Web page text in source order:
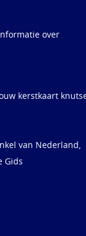
over
kerstkaart
van Nederland,
Gids